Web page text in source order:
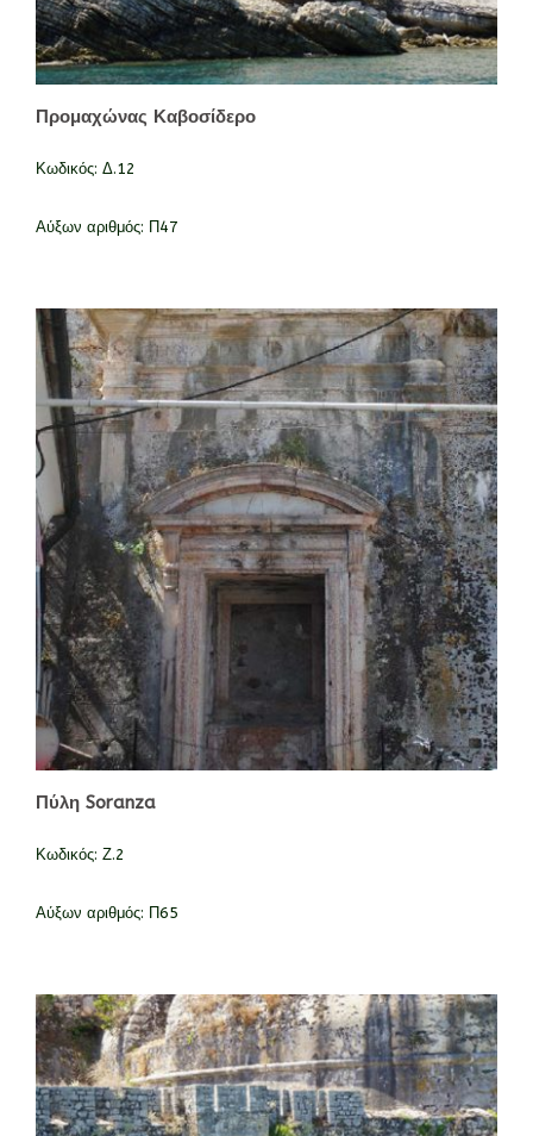
Προμαχώνας Καβοσίδερο
Κωδικός: Δ.12
Αύξων αριθμός: Π47
Πύλη Soranza
Κωδικός: Ζ.2
Αύξων αριθμός: Π65